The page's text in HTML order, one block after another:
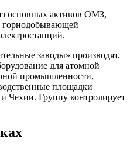
основных активов ОМЗ,
горнодобывающей
заводы» производят,
для атомной
промышленности,
площадки
Чехии. Группу контролирует